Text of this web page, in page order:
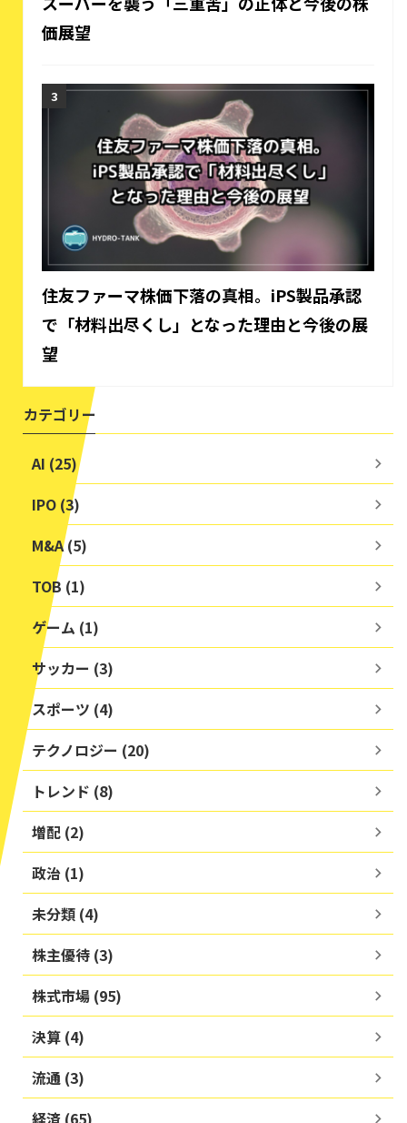
価展望
住友ファーマ株価下落の真相。iPS製品承認
で「材料出尽くし」となった理由と今後の展
望
カテゴリー
AI (25)
IPO (3)
M&A (5)
TOB (1)
ゲーム (1)
サッカー (3)
スポーツ (4)
テクノロジー (20)
トレンド (8)
増配 (2)
政治 (1)
未分類 (4)
株主優待 (3)
株式市場 (95)
決算 (4)
流通 (3)